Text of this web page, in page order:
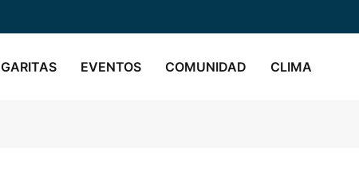
GARITAS EVENTOS COMUNIDAD CLIMA